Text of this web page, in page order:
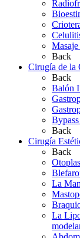
Back
Cirugía de la
Back
Balón
Back
Cirugía
Back
La
La